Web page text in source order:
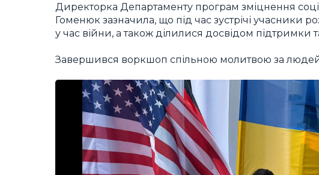
Директорка Департаменту програм зміцнення
Гоменюк зазначила, що під час зустрічі учасники
у час війни, а також ділилися досвідом підтримки
Завершився воркшоп спільною молитвою за людей,